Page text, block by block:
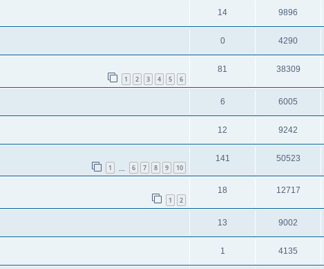
14 9896
0 4290
1 2 3 4 5 6
81 38309
6 6005
12 9242
1 6 7 8 9 10
141 50523
1 2
18 12717
13 9002
1 4135